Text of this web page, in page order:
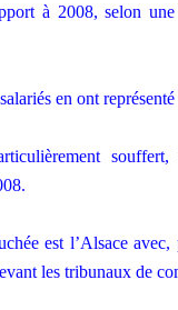
à 2008, selon
en ont
est l’Alsace
les tribunaux de